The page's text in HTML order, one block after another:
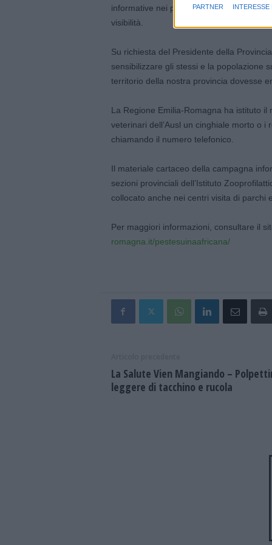
PARTNER INTERESSE
informative nei punti di accesso ai
visibilità.
Su richiesta del Presidente della
sensibilizzare gli stessi e la popolazione
territorio della nostra provincia dovesse
La Regione Emilia-Romagna ha istituto
veterinari dell’Ausl un cinghiale morto o
chiamando il numero telefonico.
Il materiale cartaceo della campagna
sezioni provinciali dell’Istituto
collocato anche nei centri visita di parchi
Per maggiori informazioni, consultare il
romagna.it/pestesuinaafricana/
La Salute Vien Mangiando –
leggere di tacchino e rucola